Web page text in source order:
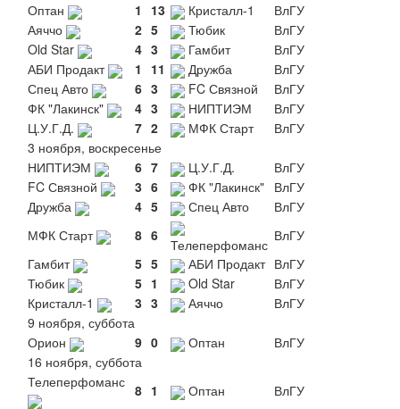
Оптан
1 13 Кристалл-1
ВлГУ
Аяччо
2 5 Тюбик
ВлГУ
Old Star
4 3 Гамбит
ВлГУ
АБИ Продакт
1 11 Дружба
ВлГУ
Спец Авто
6 3 FC Связной
ВлГУ
ФК "Лакинск"
4 3 НИПТИЭМ
ВлГУ
Ц.У.Г.Д.
7 2 МФК Старт
ВлГУ
3 ноября, воскресенье
НИПТИЭМ
6 7 Ц.У.Г.Д.
ВлГУ
FC Связной
3 6 ФК "Лакинск" ВлГУ
Дружба
4 5 Спец Авто
ВлГУ
МФК Старт
8 6
Телеперфоманс
ВлГУ
Гамбит
5 5 АБИ Продакт ВлГУ
Тюбик
5 1 Old Star
ВлГУ
Кристалл-1
3 3 Аяччо
ВлГУ
9 ноября, суббота
Орион
9 0 Оптан
ВлГУ
16 ноября, суббота
Телеперфоманс 8 1 Оптан
ВлГУ